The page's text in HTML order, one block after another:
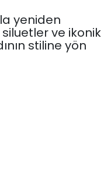
yeniden
ve ikonik
stiline yön